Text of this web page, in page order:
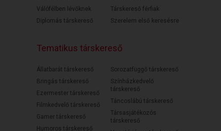
Válófélben lévőknek
Diplomás társkereső
Társkereső férfiak
Szerelem első keresésre
Tematikus társkereső
Állatbarát társkereső
Bringás társkereső
Ezermester társkereső
Filmkedvelő társkereső
Gamer társkereső
Humoros társkereső
Sorozatfüggő társkereső
Színházkedvelő
társkereső
Táncoslábú társkereső
Társasjátékozós
társkereső